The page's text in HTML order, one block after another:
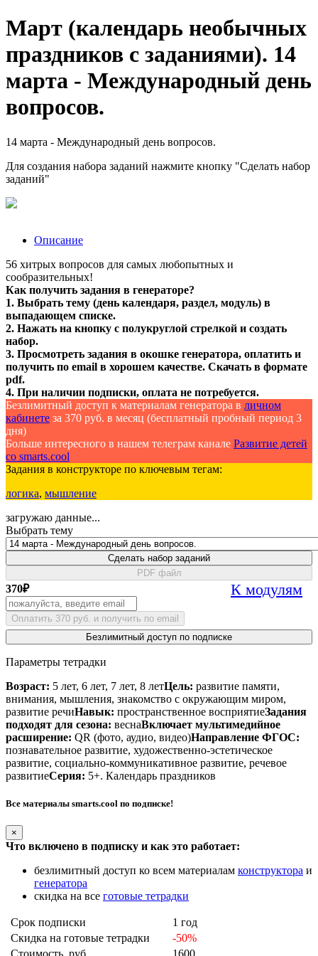
Март (календарь необычных
праздников с заданиями). 14
марта - Международный день
вопросов.
14 марта - Международный день вопросов.
Для создания набора заданий нажмите кнопку "Сделать набор
заданий"
Описание
56 хитрых вопросов для самых любопытных и
сообразительных!
Как получить задания в генераторе?
1. Выбрать тему (день календаря, раздел, модуль) в
выпадающем списке.
2. Нажать на кнопку с полукруглой стрелкой и создать
набор.
3. Просмотреть задания в окошке генератора, оплатить и
получить по email в хорошем качестве. Скачать в формате
pdf.
4. При наличии подписки, оплата не потребуется.
Безлимитный доступ к материалам генератора в личном
кабинете за 370 руб. в месяц (бесплатный пробный период 3
дня)
Больше интересного в нашем телеграм канале Развитие детей
со smarts.cool
Задания в конструкторе по ключевым тегам:
логика, мышление
загружаю данные...
Выбрать тему
Сделать набор заданий
PDF файл
370₽ К модулям
Оплатить 370 руб. и получить по email
Безлимитный доступ по подписке
Параметры тетрадки
Возраст: 5 лет, 6 лет, 7 лет, 8 летЦель: развитие памяти,
внимания, мышления, знакомство с окружающим миром,
развитие речиНавык: пространственное восприятиеЗадания
подходят для сезона: веснаВключает мультимедийное
расширение: QR (фото, аудио, видео)Направление ФГОС:
познавательное развитие, художественно-эстетическое
развитие, социально-коммуникативное развитие, речевое
развитиеСерия: 5+. Календарь праздников
Все материалы smarts.cool по подписке!
×
Что включено в подписку и как это работает:
безлимитный доступ ко всем материалам конструктора и
генератора
скидка на все готовые тетрадки
Срок подписки
1 год
Скидка на готовые тетрадки
-50%